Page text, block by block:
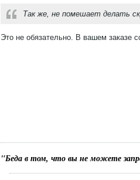
Так же, не помешает делать
Это не обязательно. В вашем заказе
"Беда в том, что вы не можете